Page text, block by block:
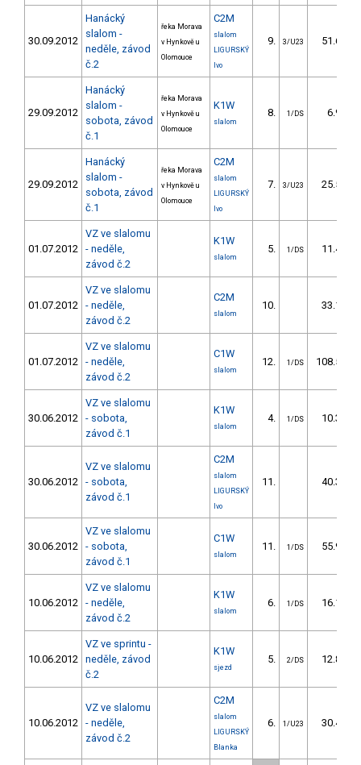
30.09.2012
Hanácký
slalom -
neděle, závod
č.2
řeka Morava
v Hynkově u
Olomouce
C2M
slalom
LIGURSKÝ
Ivo
9. 3/U23 51.60
29.09.2012
Hanácký
slalom -
sobota, závod
č.1
řeka Morava
v Hynkově u
Olomouce
K1W
slalom
8. 1/DS 6.90
29.09.2012
Hanácký
slalom -
sobota, závod
č.1
řeka Morava
v Hynkově u
Olomouce
C2M
slalom
LIGURSKÝ
Ivo
7. 3/U23 25.50
01.07.2012
VZ ve slalomu
- neděle,
závod č.2
K1W
slalom
5. 1/DS 11.40
01.07.2012
VZ ve slalomu
- neděle,
závod č.2
C2M
slalom
10. 33.10
01.07.2012
VZ ve slalomu
- neděle,
závod č.2
C1W
slalom
12. 1/DS 108.50
30.06.2012
VZ ve slalomu
- sobota,
závod č.1
K1W
slalom
4. 1/DS 10.30
30.06.2012
VZ ve slalomu
- sobota,
závod č.1
C2M
slalom
LIGURSKÝ
Ivo
11. 40.30
30.06.2012
VZ ve slalomu
- sobota,
závod č.1
C1W
slalom
11. 1/DS 55.90
10.06.2012
VZ ve slalomu
- neděle,
závod č.2
K1W
slalom
6. 1/DS 16.10
10.06.2012
VZ ve sprintu -
neděle, závod
č.2
K1W
sjezd
5. 2/DS 12.80
10.06.2012
VZ ve slalomu
- neděle,
závod č.2
C2M
slalom
LIGURSKÝ
Blanka
6. 1/U23 30.40